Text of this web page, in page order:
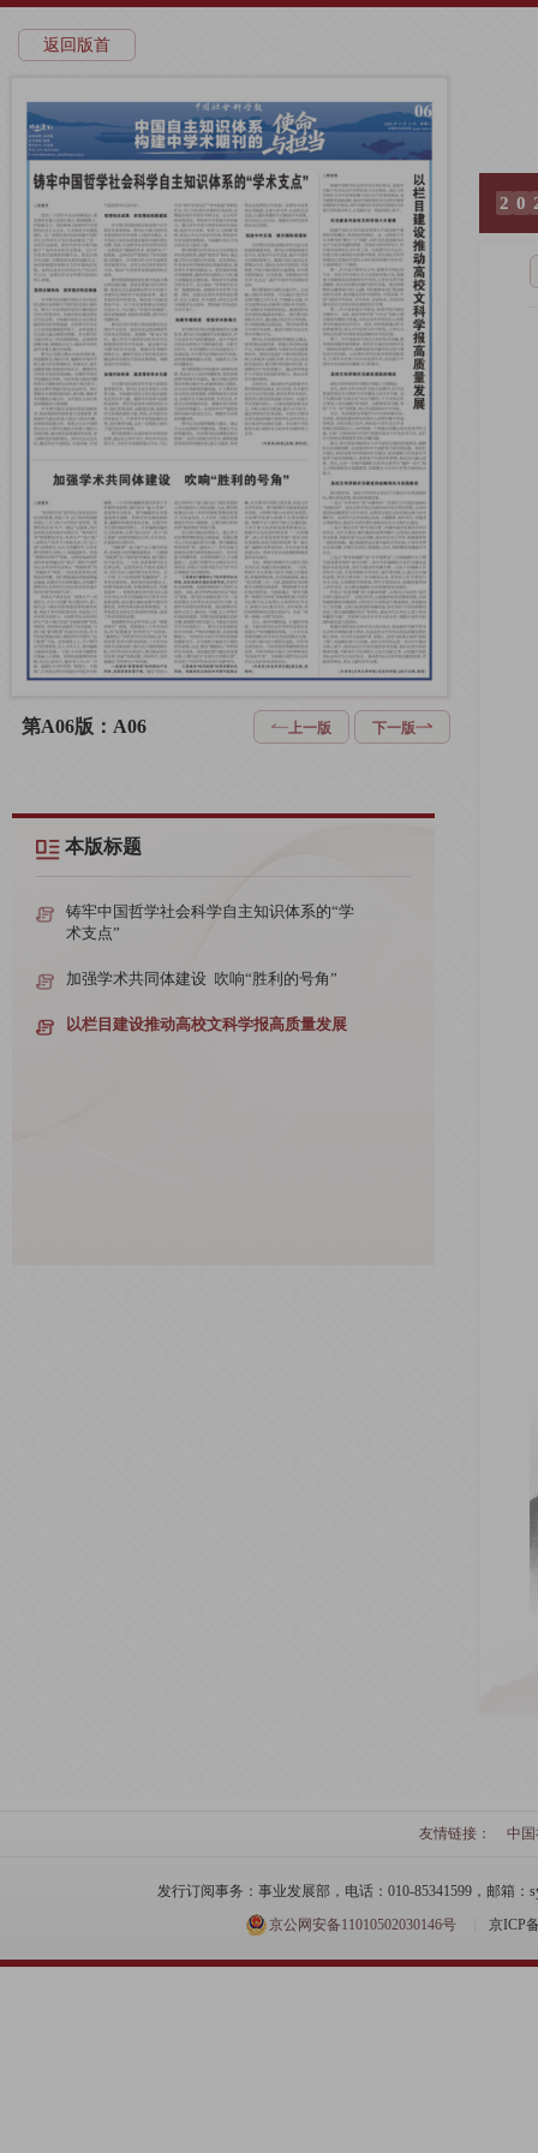
返回版首
第A06版：A06 上一版 下一版
本版标题
铸牢中国哲学社会科学自主知识体系的“学
术支点”
加强学术共同体建设 吹响“胜利的号角”
以栏目建设推动高校文科学报高质量发展
2 0
友情链接： 中
发行订阅事务：事业发展部，电话：010-85341599，邮箱：
京公网安备11010502030146号
京ICP